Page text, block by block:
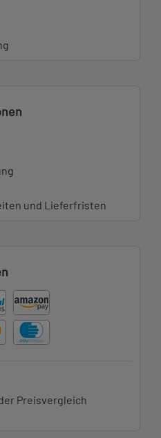
und Lieferfristen